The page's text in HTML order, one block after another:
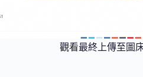
觀看最終上傳至圖